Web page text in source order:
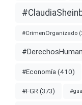
#CrimenOrganizado
#Economía (410)
#FGR (373)